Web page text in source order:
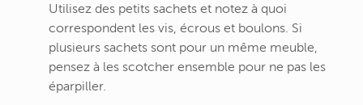
Utilisez des petits sachets et notez à quoi
correspondent les vis, écrous et boulons. Si
plusieurs sachets sont pour un même meuble,
pensez à les scotcher ensemble pour ne pas les
éparpiller.